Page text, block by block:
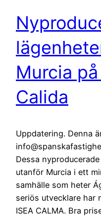
Murcia
Calida
Uppdatering. Denna
Dessa
utanför Murcia i ett
samhälle som heter
seriös utvecklare har
ISEA CALMA. Bra